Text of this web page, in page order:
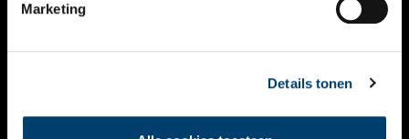
Marketing
Details tonen
VIDEO’S
CONTACT